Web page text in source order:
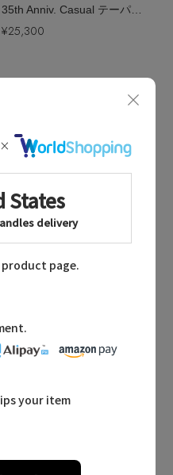
35th Anniv. Casual テーパードデニムパンツ
¥25,300
RED CARD TOKYO/レッドカード トーキョー